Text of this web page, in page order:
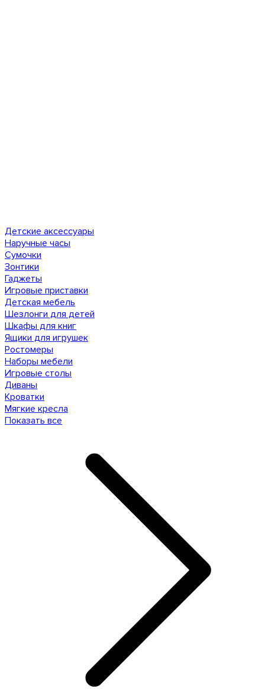
Детские аксессуары
Наручные часы
Сумочки
Зонтики
Гаджеты
Игровые приставки
Детская мебель
Шезлонги для детей
Шкафы для книг
Ящики для игрушек
Ростомеры
Наборы мебели
Игровые столы
Диваны
Кроватки
Мягкие кресла
Показать все